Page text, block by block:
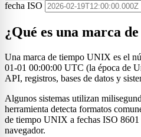
fecha ISO
¿Qué es una marca
Una marca de tiempo UNIX es el
01-01 00:00:00 UTC (la época de
API, registros, bases de datos y
Algunos sistemas utilizan
herramienta detecta formatos
de tiempo UNIX a fechas ISO 8601
navegador.